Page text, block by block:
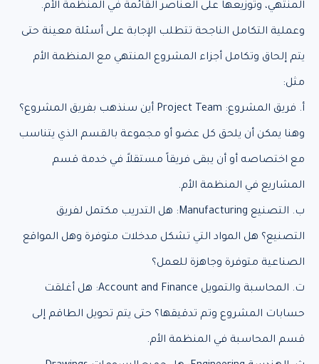
المنتهي، وتوزيعها على العناصر القائمة في المنظمة الأم.
وعملية التكامل الناجحة تتطلب الإجابة على أسئلة معينة حتى
يتم إلحاق وتكامل أجزاء المشروع المنتهي مع المنظمة الأم
مثل:
أ. فريق المشروع: Project Team أين سنذهب بفريق المشروع؟
وهنا يمكن أن يلحق كل عضو أو مجموعة بالقسم الذي يتناسب
مع اختصاصه أو أن يبقى فريقاً مستقلاً في خدمة قسم
المشاريع في المنظمة الأم.
ب. التصنيع Manufacturing: هل التدريب مكتمل لفريق
التصنيع؟ هل المواد التي تشكل مدخلات متوفرة وهل المواقع
الصناعية متوفرة وجاهزة للعمل؟
ت. المحاسبة والتمويل Account and Finance: هل أغلقت
حسابات المشروع وتم تدقيقها؟ حتى يتم تحويل الطاقم إلى
قسم المحاسبة في المنظمة الأم.